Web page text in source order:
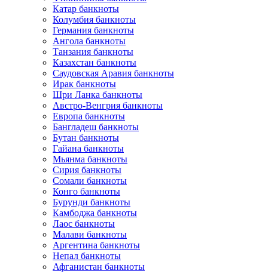
Катар банкноты
Колумбия банкноты
Германия банкноты
Ангола банкноты
Танзания банкноты
Казахстан банкноты
Саудовская Аравия банкноты
Ирак банкноты
Шри Ланка банкноты
Австро-Венгрия банкноты
Европа банкноты
Бангладеш банкноты
Бутан банкноты
Гайана банкноты
Мьянма банкноты
Сирия банкноты
Сомали банкноты
Конго банкноты
Бурунди банкноты
Камбоджа банкноты
Лаос банкноты
Малави банкноты
Аргентина банкноты
Непал банкноты
Афганистан банкноты